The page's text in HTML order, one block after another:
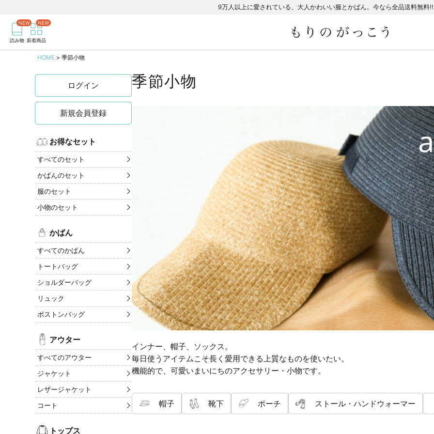
9万人以上に愛されている、大人かわいい服とかばん。今なら全品送料無料!!
読み物 新着商品
商品を検索
HOME 季節小物
ログイン
新規会員登録
お得なセット
すべてのセット
かばんのセット
服のセット
小物のセット
かばん
すべてのかばん
トートバッグ
ショルダーバッグ
リュック
ボストンバッグ
アウター
すべてのアウター
ジャケット
レザージャケット
コート
トップス
季節小物
インナー、帽子、ソックス。
毎日使うアイテムこそ長く愛用できる上質なものを使いたい。
機能的で、可愛いまいにちのアクセサリー・小物です。
帽子 靴下 ポーチ ストール・ハンドウォーマー